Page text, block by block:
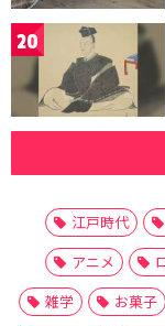
20
江戸時代
アニメ
雑学
お菓子